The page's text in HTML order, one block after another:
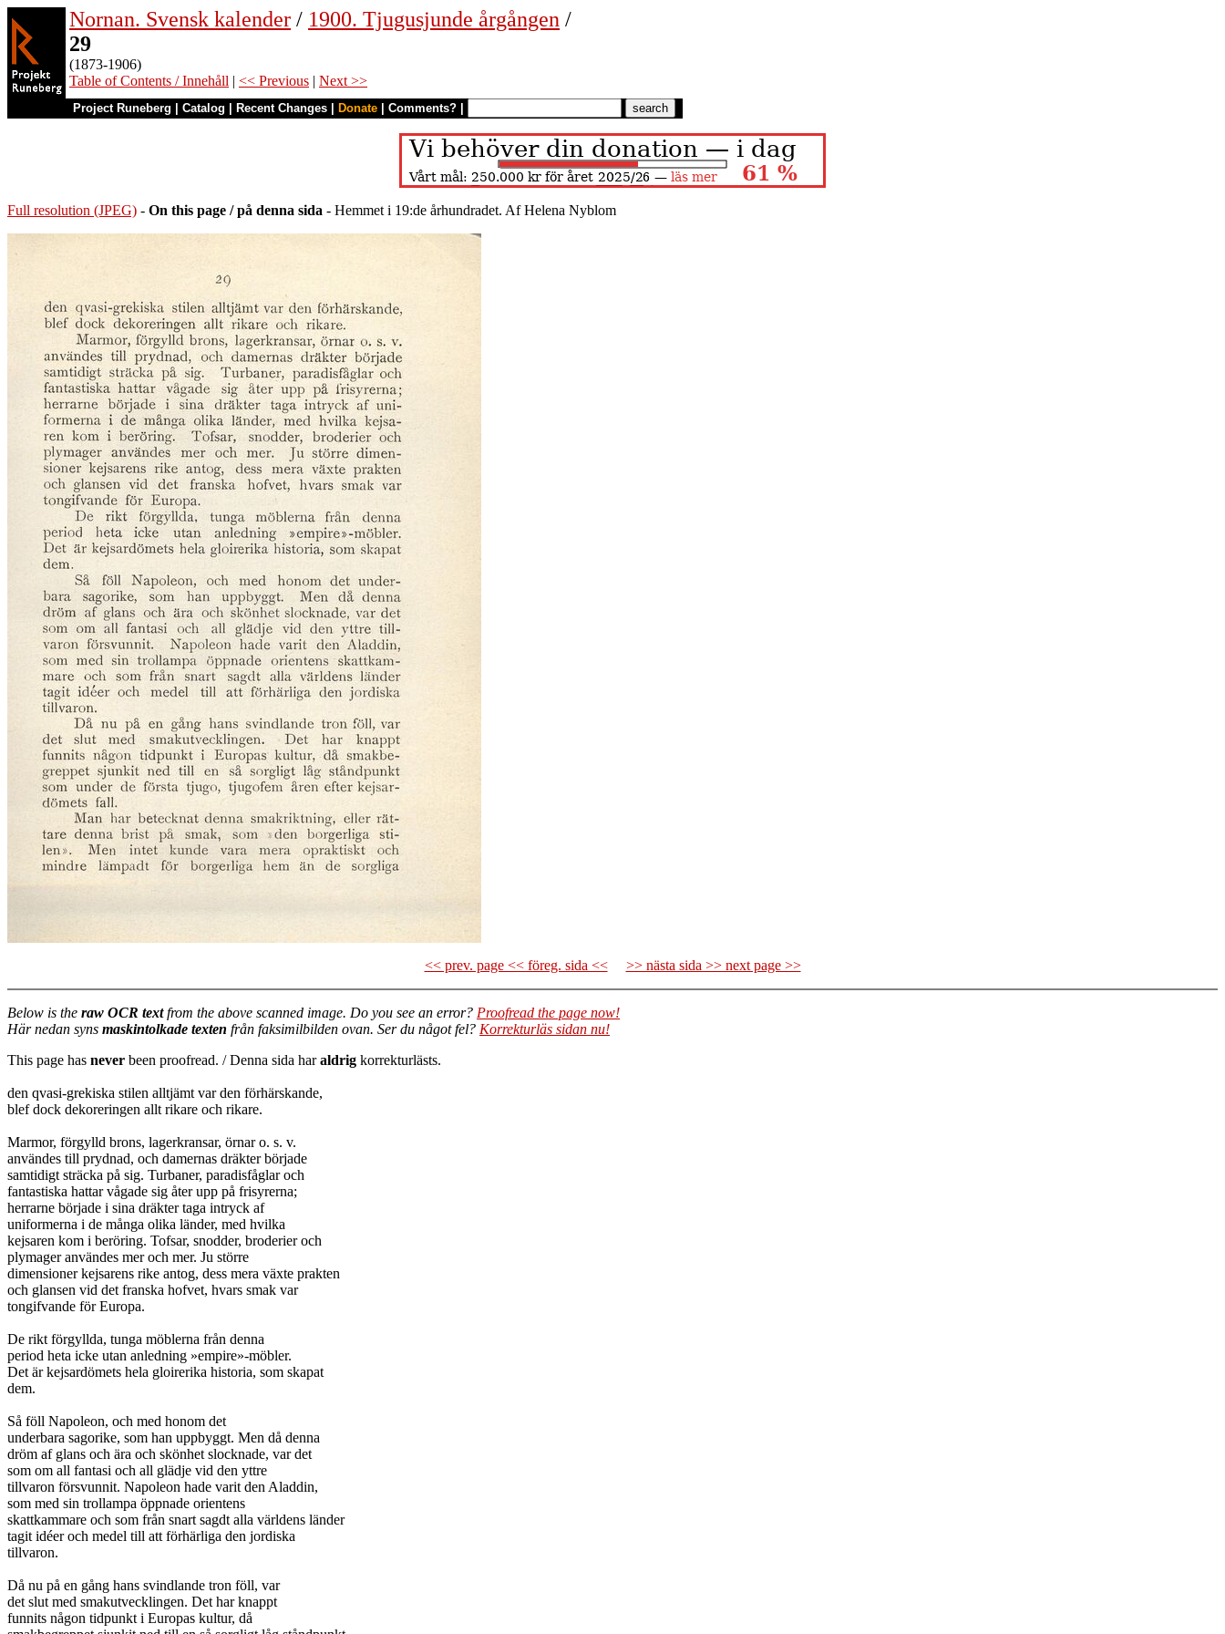
Nornan. Svensk kalender / 1900. Tjugusjunde årgången /
29
(1873-1906)
Table of Contents / Innehåll | << Previous | Next >>
Project Runeberg Catalog Recent Changes Donate Comments?
Full resolution (JPEG) - On this page / på denna sida - Hemmet i 19:de århundradet. Af Helena Nyblom
<< prev. page << föreg. sida << >> nästa sida >> next page >>
Below is the raw OCR textfrom the above scanned image. Do you see an error? Proofread the page now!
Här nedan syns maskintolkade texten från faksimilbilden ovan. Ser du något fel? Korrekturläs sidan nu!
This page has never been proofread. / Denna sida haraldrig korrekturlästs.
den qvasi-grekiska stilen alltjämt var den förhärskande,
blef dock dekoreringen allt rikare och rikare.
Marmor, förgylld brons, lagerkransar, örnar o. s. v.
användes till prydnad, och damernas dräkter började
samtidigt sträcka på sig. Turbaner, paradisfåglar och
fantastiska hattar vågade sig åter upp på frisyrerna;
herrarne började i sina dräkter taga intryck af
uniformerna i de många olika länder, med hvilka
kejsaren kom i beröring. Tofsar, snodder, broderier och
plymager användes mer och mer. Ju större
dimensioner kejsarens rike antog, dess mera växte prakten
och glansen vid det franska hofvet, hvars smak var
tongifvande för Europa.
De rikt förgyllda, tunga möblerna från denna
period heta icke utan anledning »empire»-möbler.
Det är kejsardömets hela gloirerika historia, som skapat
dem.
Så föll Napoleon, och med honom det
underbara sagorike, som han uppbyggt. Men då denna
dröm af glans och ära och skönhet slocknade, var det
som om all fantasi och all glädje vid den yttre
tillvaron försvunnit. Napoleon hade varit den Aladdin,
som med sin trollampa öppnade orientens
skattkammare och som från snart sagdt alla världens länder
tagit idéer och medel till att förhärliga den jordiska
tillvaron.
Då nu på en gång hans svindlande tron föll, var
det slut med smakutvecklingen. Det har knappt
funnits någon tidpunkt i Europas kultur, då